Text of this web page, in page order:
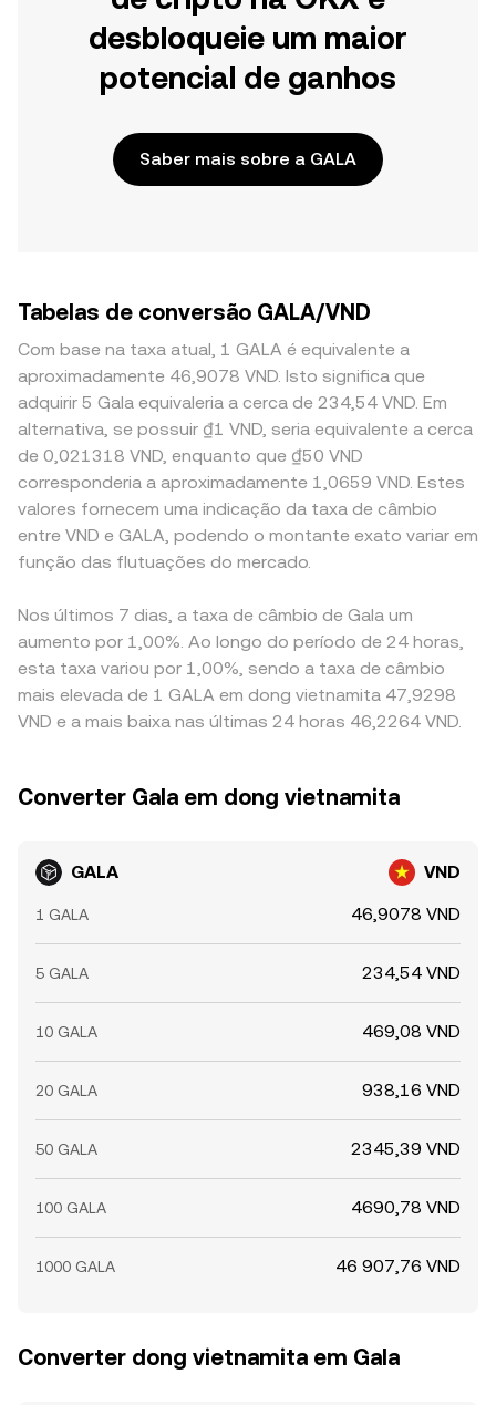
desbloqueie um maior
potencial de ganhos
Saber mais sobre a GALA
Tabelas de conversão GALA/VND
Com base na taxa atual, 1 GALA é equivalente a
aproximadamente 46,9078 VND. Isto significa que
adquirir 5 Gala equivaleria a cerca de 234,54 VND. Em
alternativa, se possuir ₫1 VND, seria equivalente a cerca
de 0,021318 VND, enquanto que ₫50 VND
corresponderia a aproximadamente 1,0659 VND. Estes
valores fornecem uma indicação da taxa de câmbio
entre VND e GALA, podendo o montante exato variar em
função das flutuações do mercado.
Nos últimos 7 dias, a taxa de câmbio de Gala um
aumento por 1,00%. Ao longo do período de 24 horas,
esta taxa variou por 1,00%, sendo a taxa de câmbio
mais elevada de 1 GALA em dong vietnamita 47,9298
VND e a mais baixa nas últimas 24 horas 46,2264 VND.
Converter Gala em dong vietnamita
GALA VND
1 GALA 46,9078 VND
5 GALA 234,54 VND
10 GALA 469,08 VND
20 GALA 938,16 VND
50 GALA 2345,39 VND
100 GALA 4690,78 VND
1000 GALA 46 907,76 VND
Converter dong vietnamita em Gala